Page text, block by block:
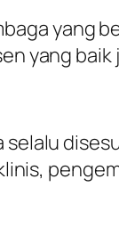
yang
selalu